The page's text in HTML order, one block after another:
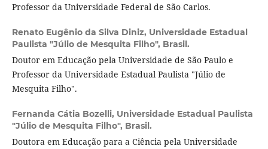
Professor da Universidade Federal de São Carlos.
Renato Eugênio da Silva Diniz, Universidade Estadual
Paulista "Júlio de Mesquita Filho", Brasil.
Doutor em Educação pela Universidade de São Paulo e
Professor da Universidade Estadual Paulista "Júlio de
Mesquita Filho".
Fernanda Cátia Bozelli, Universidade Estadual Paulista
"Júlio de Mesquita Filho", Brasil.
Doutora em Educação para a Ciência pela Universidade